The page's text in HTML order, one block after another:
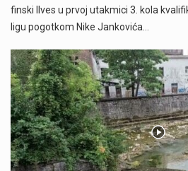
finski Ilves u prvoj utakmici 3. kola
ligu pogotkom Nike Jankovića…